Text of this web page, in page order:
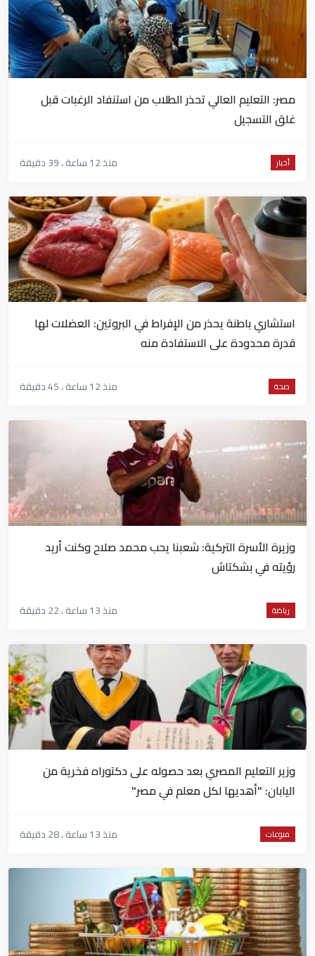
مصر: التعليم العالي تحذر الطلاب من استنفاد الرغبات قبل
غلق التسجيل
أخبار منذ 12 ساعة ، 39 دقيقة
استشاري باطنة يحذر من الإفراط في البروتين: العضلات لها
قدرة محدودة على الاستفادة منه
صحة منذ 12 ساعة ، 45 دقيقة
وزيرة الأسرة التركية: شعبنا يحب محمد صلاح وكنت أريد
رؤيته في بشكتاش
رياضة منذ 13 ساعة ، 22 دقيقة
وزير التعليم المصري بعد حصوله على دكتوراه فخرية من
اليابان: "أهديها لكل معلم في مصر"
منوعات منذ 13 ساعة ، 28 دقيقة